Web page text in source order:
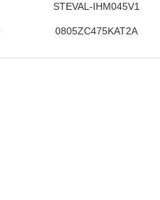
STEVAL-IHM045V1
0805ZC475KAT2A